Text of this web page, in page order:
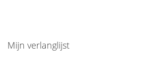
Mijn verlanglijst